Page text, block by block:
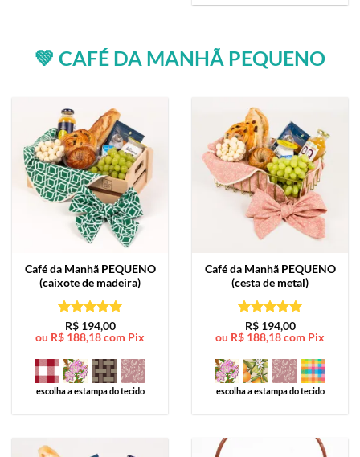
💚 CAFÉ DA MANHÃ PEQUENO
Café da Manhã PEQUENO
(caixote de madeira)
Avaliação5
de 5
R$194,00
ou R$ 188,18com Pix
escolha a estampa do tecido
Café da Manhã PEQUENO
(cesta de metal)
Avaliação5
de 5
R$194,00
ou R$ 188,18com Pix
escolha a estampa do tecido